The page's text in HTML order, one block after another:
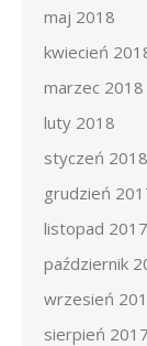
maj 2018
kwiecień
marzec 2018
luty 2018
styczeń 2018
grudzień
listopad 2017
październik
wrzesień
sierpień 2017